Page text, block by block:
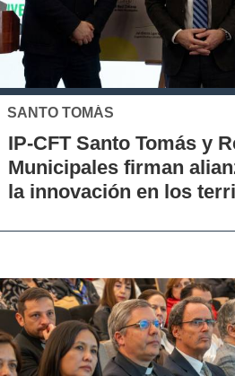
SANTO TOMÁS
IP-CFT Santo Tomás y
Municipales firman
la innovación en los